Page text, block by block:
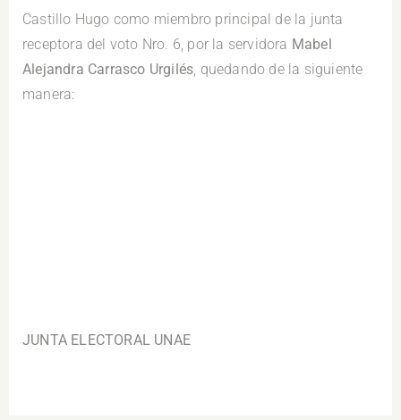
Castillo Hugo como miembro principal de la junta
receptora del voto Nro. 6, por la servidora Mabel
Alejandra Carrasco Urgilés, quedando de la siguiente
manera:
JUNTA ELECTORAL UNAE